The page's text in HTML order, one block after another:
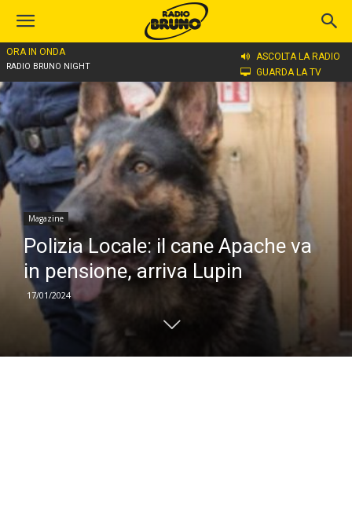
ORA IN ONDA
RADIO BRUNO NIGHT
ASCOLTA LA RADIO
GUARDA LA TV
Home
Magazine
Polizia Locale: il cane Apache va
in pensione, arriva Lupin
17/01/2024